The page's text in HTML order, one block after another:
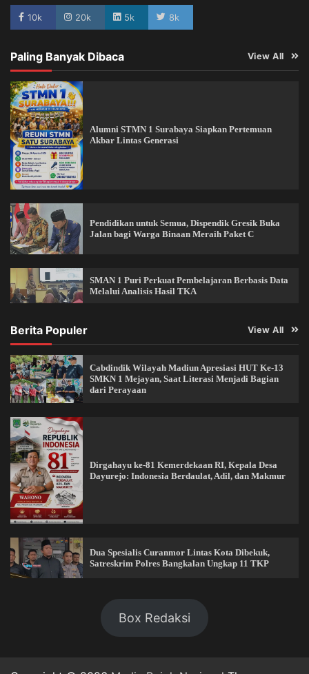
10k 20k 5k 8k
Paling Banyak Dibaca View All
Alumni STMN 1 Surabaya Siapkan Pertemuan
Akbar Lintas Generasi
Pendidikan untuk Semua, Dispendik Gresik Buka
Jalan bagi Warga Binaan Meraih Paket C
SMAN 1 Puri Perkuat Pembelajaran Berbasis Data
Melalui Analisis Hasil TKA
Berita Populer View All
Cabdindik Wilayah Madiun Apresiasi HUT Ke-13
SMKN 1 Mejayan, Saat Literasi Menjadi Bagian
dari Perayaan
Dirgahayu ke-81 Kemerdekaan RI, Kepala Desa
Dayurejo: Indonesia Berdaulat, Adil, dan Makmur
Dua Spesialis Curanmor Lintas Kota Dibekuk,
Satreskrim Polres Bangkalan Ungkap 11 TKP
Box Redaksi